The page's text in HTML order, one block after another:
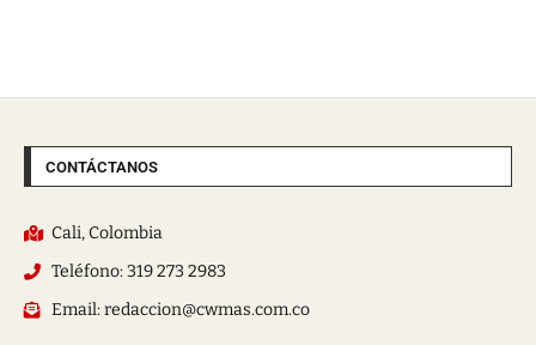
CONTÁCTANOS
Cali, Colombia
Teléfono: 319 273 2983
Email: redaccion@cwmas.com.co